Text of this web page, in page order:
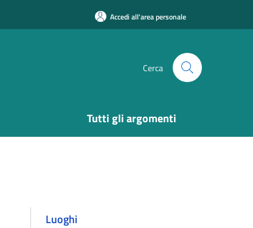
Accedi all'area personale
Cerca
Tutti gli argomenti
Luoghi